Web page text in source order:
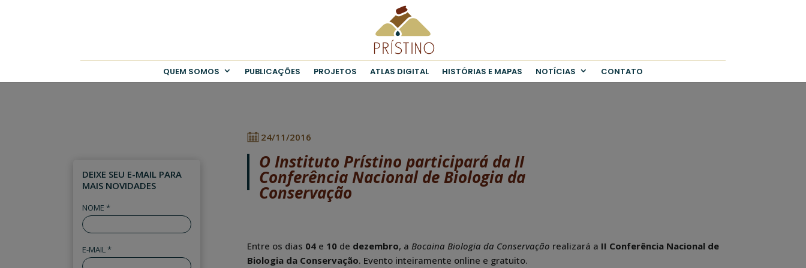
QUEM SOMOS PUBLICAÇÕES PROJETOS ATLAS DIGITAL HISTÓRIAS E MAPAS NOTÍCIAS CONTATO
DEIXE SEU E-MAIL PARA
MAIS NOVIDADES
NOME *
E-MAIL *
24/11/2016
O Instituto Prístino participará da II
Conferência Nacional de Biologia da
Conservação
Entre os dias 04 e 10 de dezembro, a Bocaina Biologia da Conservação realizará a II Conferência Nacional de
Biologia da Conservação. Evento inteiramente online e gratuito.